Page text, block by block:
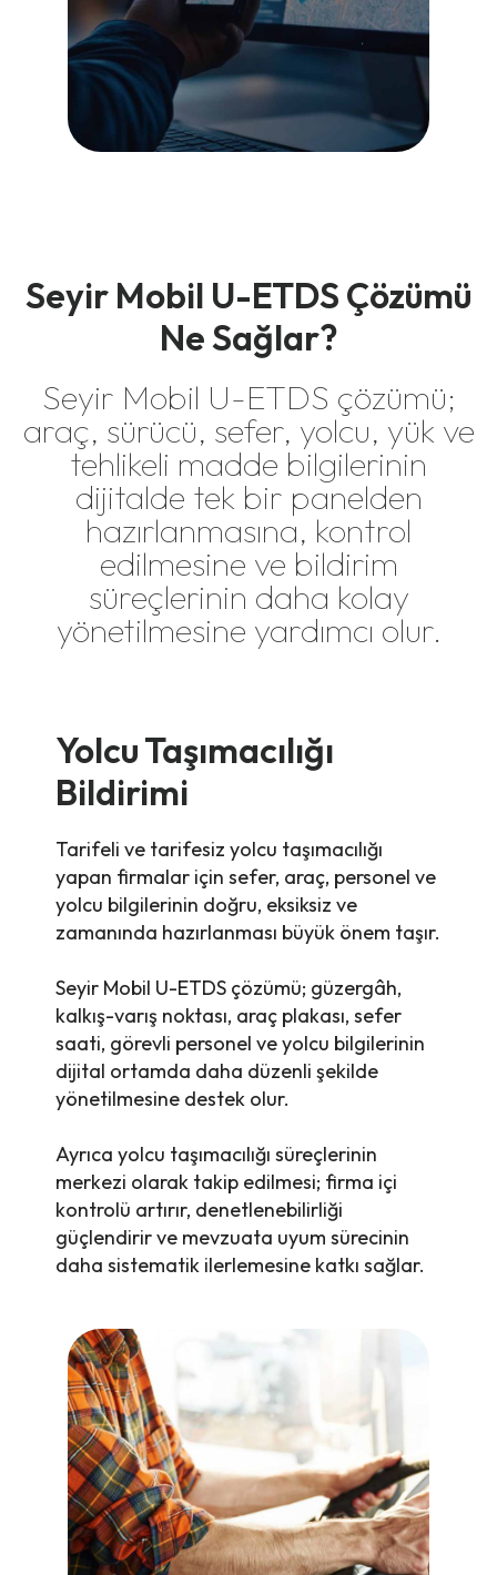
Seyir Mobil U-ETDS Çözümü
Ne Sağlar?
Seyir Mobil U-ETDS çözümü;
araç, sürücü, sefer, yolcu, yük ve
tehlikeli madde bilgilerinin
dijitalde tek bir panelden
hazırlanmasına, kontrol
edilmesine ve bildirim
süreçlerinin daha kolay
yönetilmesine yardımcı olur.
Yolcu Taşımacılığı
Bildirimi
Tarifeli ve tarifesiz yolcu taşımacılığı
yapan firmalar için sefer, araç, personel ve
yolcu bilgilerinin doğru, eksiksiz ve
zamanında hazırlanması büyük önem taşır.
Seyir Mobil U-ETDS çözümü; güzergâh,
kalkış-varış noktası, araç plakası, sefer
saati, görevli personel ve yolcu bilgilerinin
dijital ortamda daha düzenli şekilde
yönetilmesine destek olur.
Ayrıca yolcu taşımacılığı süreçlerinin
merkezi olarak takip edilmesi; firma içi
kontrolü artırır, denetlenebilirliği
güçlendirir ve mevzuata uyum sürecinin
daha sistematik ilerlemesine katkı sağlar.